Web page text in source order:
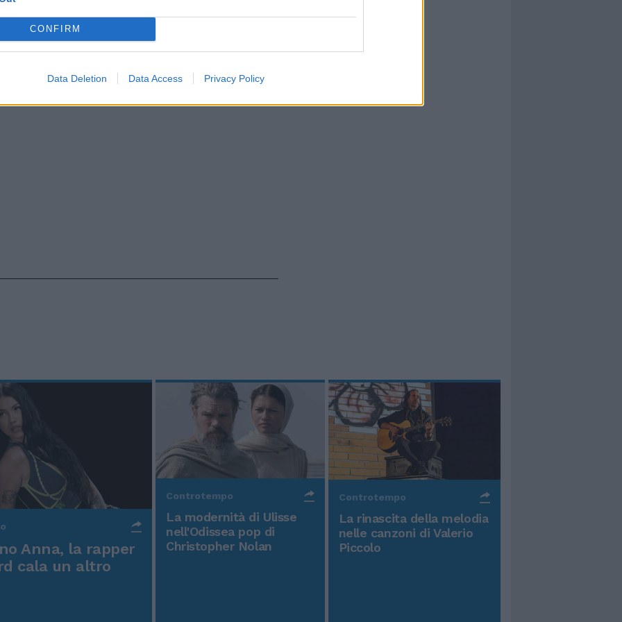
CONFIRM
Data Deletion Data Access Privacy Policy
utilizzano 160 fiale di lidocaina, quindi la
donazione di Banco Farmaceutico
una fornitura sufficiente a coprire un
Anna, la rapper
cala un altro
Controtempo
La modernità di Ulisse
nell'Odissea pop di
Christopher Nolan
Controtempo
La rinascita della melodia
nelle canzoni di Valerio
Piccolo